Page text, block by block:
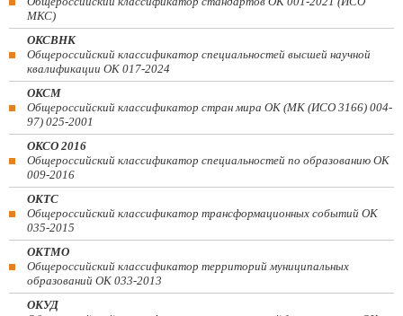
МКС)
ОКСВНК
Общероссийский классификатор специальностей высшей научной
квалификации ОК 017-2024
ОКСМ
Общероссийский классификатор стран мира ОК (МК (ИСО 3166) 004-
97) 025-2001
ОКСО 2016
Общероссийский классификатор специальностей по образованию ОК
009-2016
ОКТС
Общероссийский классификатор трансформационных событий ОК
035-2015
ОКТМО
Общероссийский классификатор территорий муниципальных
образований ОК 033-2013
ОКУД